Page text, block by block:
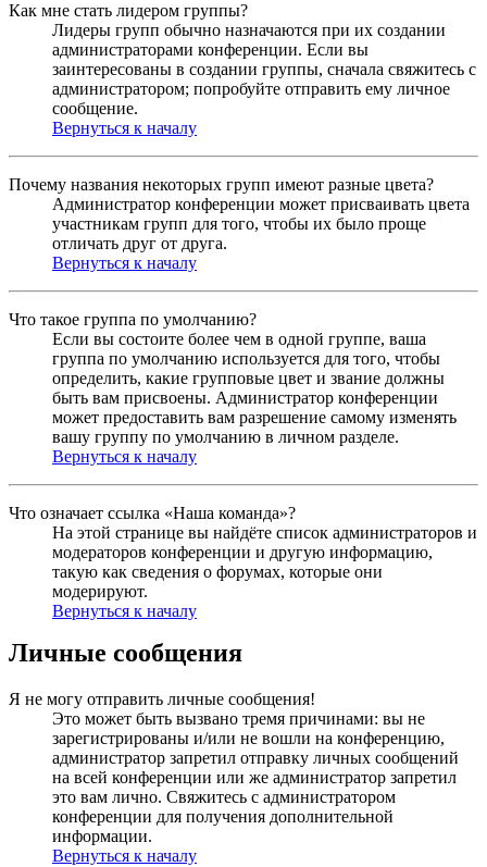
Как мне стать лидером группы?
Лидеры групп обычно назначаются при их создании
администраторами конференции. Если вы
заинтересованы в создании группы, сначала свяжитесь с
администратором; попробуйте отправить ему личное
сообщение.
Вернуться к началу
Почему названия некоторых групп имеют разные цвета?
Администратор конференции может присваивать цвета
участникам групп для того, чтобы их было проще
отличать друг от друга.
Вернуться к началу
Что такое группа по умолчанию?
Если вы состоите более чем в одной группе, ваша
группа по умолчанию используется для того, чтобы
определить, какие групповые цвет и звание должны
быть вам присвоены. Администратор конференции
может предоставить вам разрешение самому изменять
вашу группу по умолчанию в личном разделе.
Вернуться к началу
Что означает ссылка «Наша команда»?
На этой странице вы найдёте список администраторов и
модераторов конференции и другую информацию,
такую как сведения о форумах, которые они
модерируют.
Вернуться к началу
Личные сообщения
Я не могу отправить личные сообщения!
Это может быть вызвано тремя причинами: вы не
зарегистрированы и/или не вошли на конференцию,
администратор запретил отправку личных сообщений
на всей конференции или же администратор запретил
это вам лично. Свяжитесь с администратором
конференции для получения дополнительной
информации.
Вернуться к началу